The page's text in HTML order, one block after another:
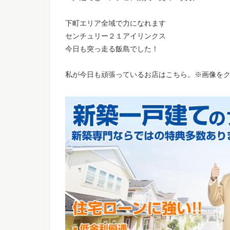
下町エリア全域で力になれます
センチュリー２１アイリンクス
今日も突っ走る飯島でした！
私が今日も頑張っているお店はこちら。※画像を